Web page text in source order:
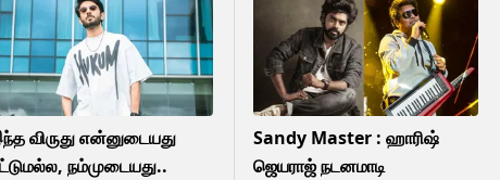
விருது என்னுடையது
நம்முடையது..
Sandy Master : ஹாரிஷ்
ஜெயராஜ் நடனமாடி